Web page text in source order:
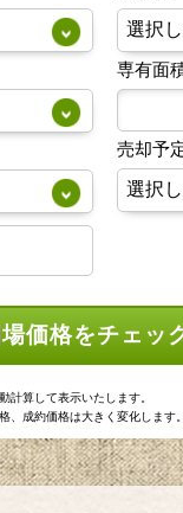
専有面
売却予
価格をチェッ
計算して表示いたします。
成約価格は大きく変化します